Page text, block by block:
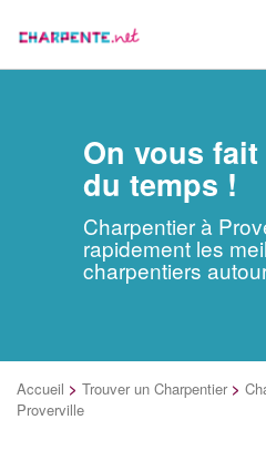
On vous
du temps !
Charpentier à
rapidement les
charpentiers
Accueil > Trouver un Charpentier >
Proverville